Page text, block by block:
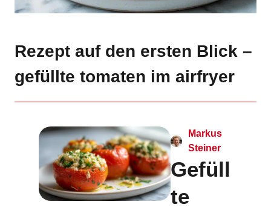
Rezept auf den ersten Blick –
gefüllte tomaten im airfryer
Markus
Steiner
Gefüll
te